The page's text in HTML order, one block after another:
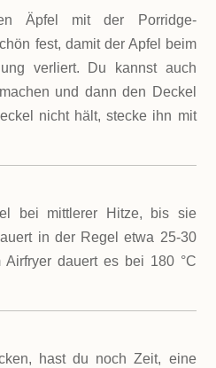
Äpfel mit der Porridge-
fest, damit der Apfel beim
verliert. Du kannst auch
und dann den Deckel
nicht hält, stecke ihn mit
bei mittlerer Hitze, bis sie
in der Regel etwa 25-30
Airfryer dauert es bei 180 °C
hast du noch Zeit, eine